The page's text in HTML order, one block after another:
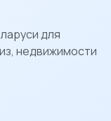
для
недвижимости